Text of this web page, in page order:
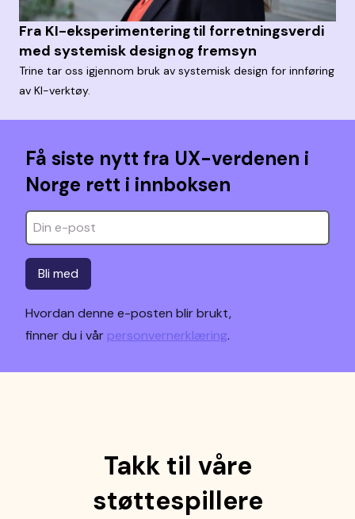
Fra KI-eksperimentering til forretningsverdi
med systemisk design og fremsyn
Trine tar oss igjennom bruk av systemisk design for innføring
av KI-verktøy.
Få siste nytt fra UX-verdenen i
Norge rett i innboksen
Bli med
Hvordan denne e-posten blir brukt,
finner du i vår personvernerklæring.
Takk til våre
støttespillere